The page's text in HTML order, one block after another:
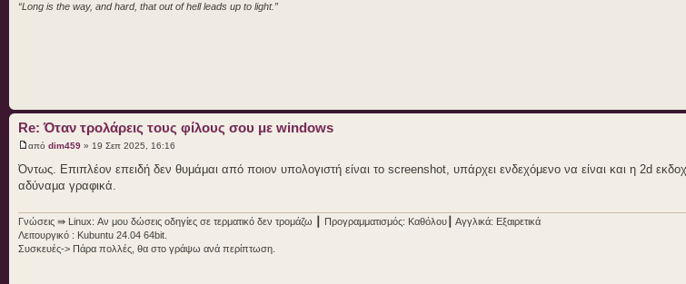
“Long is the way, and hard, that out of hell leads up to light.”
Re: Όταν τρολάρεις τους φίλους σου με windows
από dim459 » 19 Σεπ 2025, 16:16
Όντως. Επιπλέον επειδή δεν θυμάμαι από ποιον υπολογιστή είναι το screenshot, υπάρχει ενδεχόμενο να είναι και η 2d
αδύναμα γραφικά.
Γνώσεις ⇛ Linux: Αν μου δώσεις οδηγίες σε τερματικό δεν τρομάζω ┃ Προγραμματισμός: Καθόλου┃ Αγγλικά: Εξαιρετικά
Λειτουργικό : Kubuntu 24.04 64bit.
Συσκευές-> Πάρα πολλές, θα στο γράψω ανά περίπτωση.